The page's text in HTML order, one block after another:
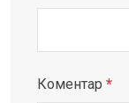
Коментар *